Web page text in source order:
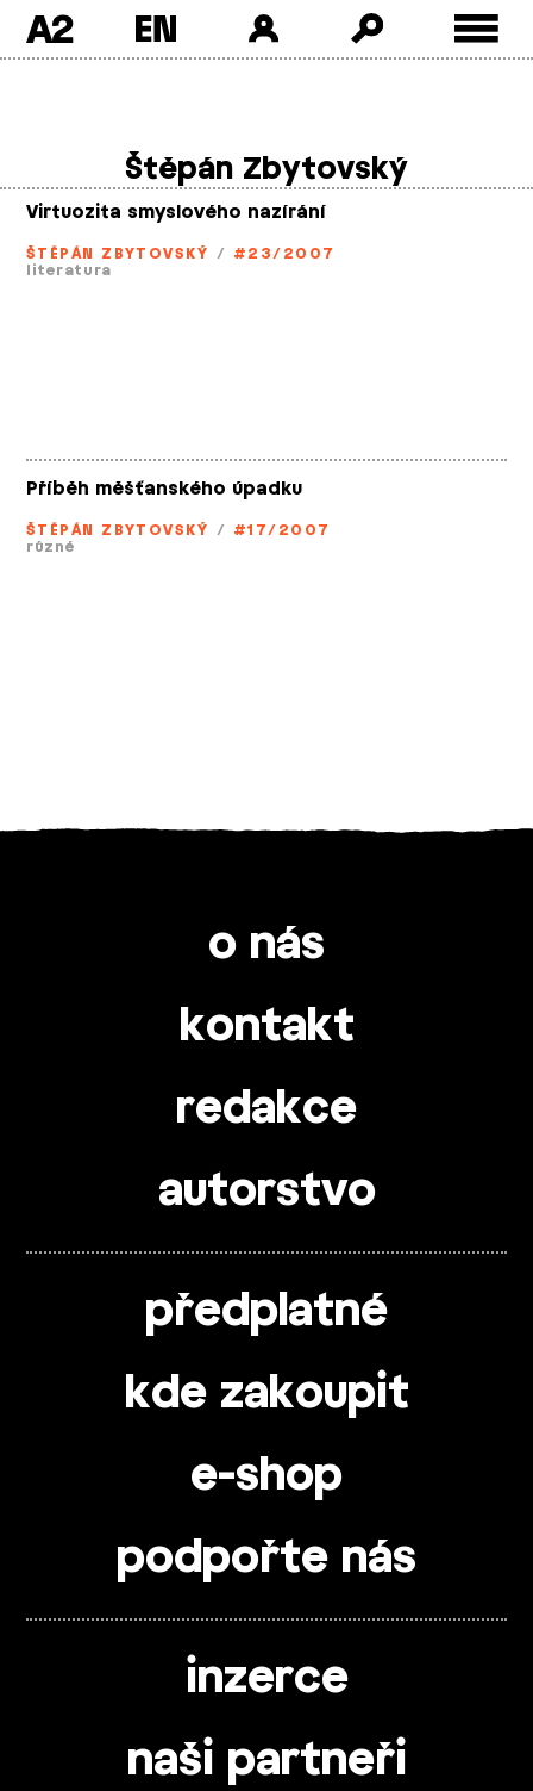
A2
Štěpán Zbytovský
Virtuozita smyslového nazírání
ŠTĚPÁN ZBYTOVSKÝ / #23/2007
literatura
Příběh měšťanského úpadku
ŠTĚPÁN ZBYTOVSKÝ / #17/2007
různé
o nás
kontakt
redakce
autorstvo
předplatné
kde zakoupit
e-shop
podpořte nás
inzerce
naši partneři